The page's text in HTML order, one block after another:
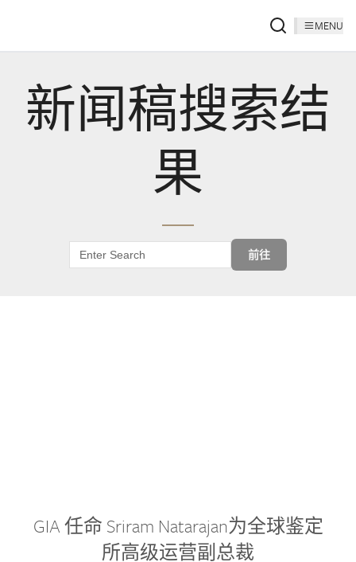
MENU
新闻稿搜索结
果
前往
GIA 任命 Sriram Natarajan为全球鉴定
所高级运营副总裁